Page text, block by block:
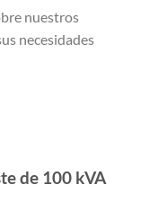
nuestros
necesidades
de 100 kVA